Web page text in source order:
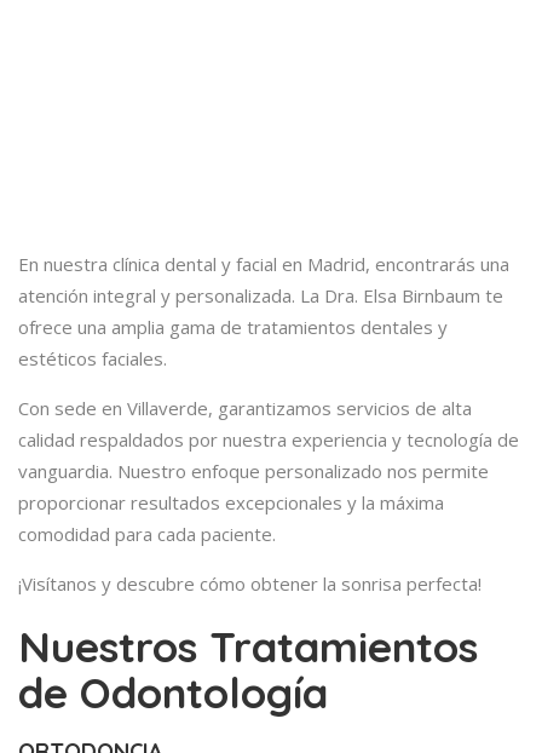
En nuestra clínica dental y facial en Madrid, encontrarás una
atención integral y personalizada. La Dra. Elsa Birnbaum te
ofrece una amplia gama de tratamientos dentales y
estéticos faciales.
Con sede en Villaverde, garantizamos servicios de alta
calidad respaldados por nuestra experiencia y tecnología de
vanguardia. Nuestro enfoque personalizado nos permite
proporcionar resultados excepcionales y la máxima
comodidad para cada paciente.
¡Visítanos y descubre cómo obtener la sonrisa perfecta!
Nuestros Tratamientos
de Odontología